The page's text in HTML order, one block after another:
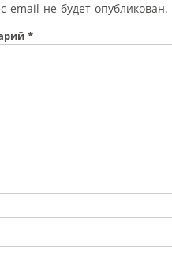
email не будет опубликован.
*